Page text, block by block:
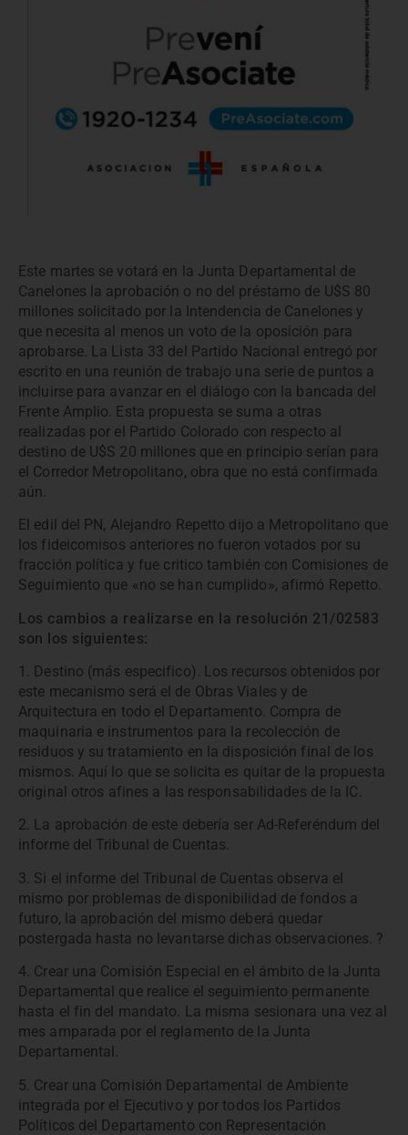
Este martes se votará en la Junta Departamental de
Canelones la aprobación o no del préstamo de U$S 80
millones solicitado por la Intendencia de Canelones y
que necesita al menos un voto de la oposición para
aprobarse. La Lista 33 del Partido Nacional entregó por
escrito en una reunión de trabajo una serie de puntos a
incluirse para avanzar en el diálogo con la bancada del
Frente Amplio. Esta propuesta se suma a otras
realizadas por el Partido Colorado con respecto al
destino de U$S 20 millones que en principio serían para
el Corredor Metropolitano, obra que no está confirmada
aún.
El edil del PN, Alejandro Repetto dijo a Metropolitano que
los fideicomisos anteriores no fueron votados por su
fracción política y fue critico también con Comisiones de
Seguimiento que «no se han cumplido», afirmó Repetto.
Los cambios a realizarse en la resolución 21/02583
son los siguientes:
1. Destino (más especifico). Los recursos obtenidos por
este mecanismo será el de Obras Viales y de
Arquitectura en todo el Departamento. Compra de
maquinaria e instrumentos para la recolección de
residuos y su tratamiento en la disposición final de los
mismos. Aquí lo que se solicita es quitar de la propuesta
original otros afines a las responsabilidades de la IC.
2. La aprobación de este debería ser Ad-Referéndum del
informe del Tribunal de Cuentas.
3. Si el informe del Tribunal de Cuentas observa el
mismo por problemas de disponibilidad de fondos a
futuro, la aprobación del mismo deberá quedar
postergada hasta no levantarse dichas observaciones. ?
4. Crear una Comisión Especial en el ámbito de la Junta
Departamental que realice el seguimiento permanente
hasta el fin del mandato. La misma sesionara una vez al
mes amparada por el reglamento de la Junta
Departamental.
5. Crear una Comisión Departamental de Ambiente
integrada por el Ejecutivo y por todos los Partidos
Políticos del Departamento con Representación